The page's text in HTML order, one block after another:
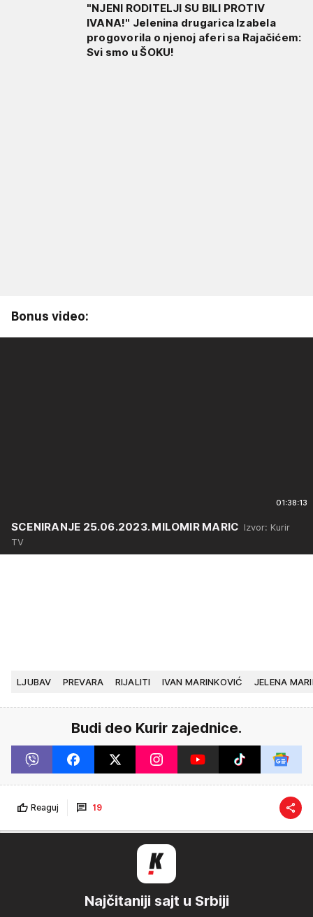
"NJENI RODITELJI SU BILI PROTIV
IVANA!" Jelenina drugarica Izabela
progovorila o njenoj aferi sa Rajačićem:
Svi smo u ŠOKU!
Bonus video:
01:38:13
SCENIRANJE 25.06.2023. MILOMIR MARIC Izvor: Kurir
TV
LJUBAV PREVARA RIJALITI IVAN MARINKOVIĆ JELENA
Budi deo Kurir zajednice.
Reaguj 19
Najčitaniji sajt u Srbiji